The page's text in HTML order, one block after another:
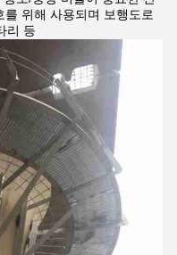
위해 사용되며 보행도로
리 등